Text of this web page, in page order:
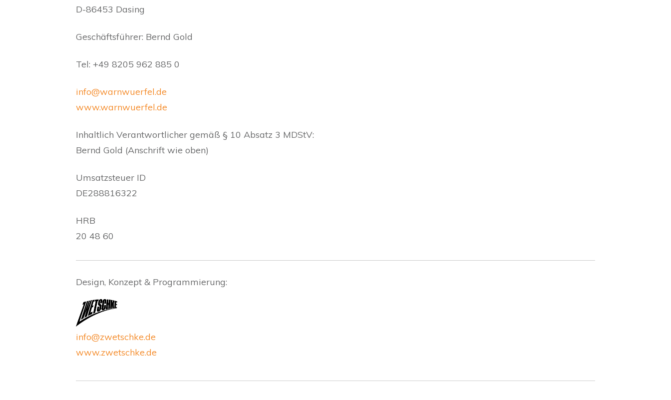
D-86453 Dasing
Geschäftsführer: Bernd Gold
Tel: +49 8205 962 885 0
info@warnwuerfel.de
www.warnwuerfel.de
Inhaltlich Verantwortlicher gemäß § 10 Absatz 3 MDStV:
Bernd Gold (Anschrift wie oben)
Umsatzsteuer ID
DE288816322
HRB
20 48 60
Design, Konzept & Programmierung:
info@zwetschke.de
www.zwetschke.de